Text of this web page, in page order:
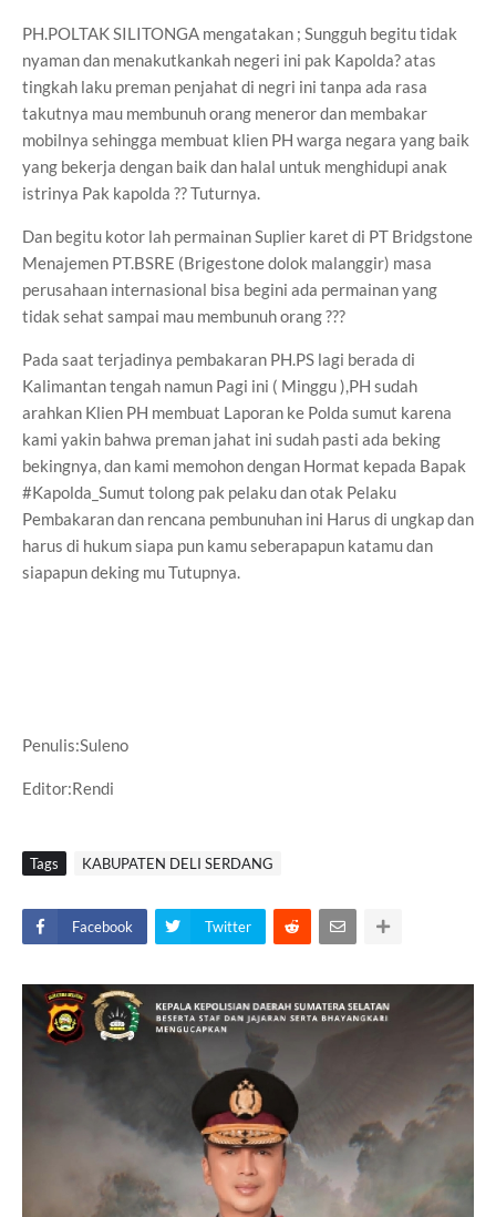
PH.POLTAK SILITONGA mengatakan ; Sungguh begitu tidak
nyaman dan menakutkankah negeri ini pak Kapolda? atas
tingkah laku preman penjahat di negri ini tanpa ada rasa
takutnya mau membunuh orang meneror dan membakar
mobilnya sehingga membuat klien PH warga negara yang baik
yang bekerja dengan baik dan halal untuk menghidupi anak
istrinya Pak kapolda ?? Tuturnya.
Dan begitu kotor lah permainan Suplier karet di PT Bridgstone
Menajemen PT.BSRE (Brigestone dolok malanggir) masa
perusahaan internasional bisa begini ada permainan yang
tidak sehat sampai mau membunuh orang ???
Pada saat terjadinya pembakaran PH.PS lagi berada di
Kalimantan tengah namun Pagi ini ( Minggu ),PH sudah
arahkan Klien PH membuat Laporan ke Polda sumut karena
kami yakin bahwa preman jahat ini sudah pasti ada beking
bekingnya, dan kami memohon dengan Hormat kepada Bapak
#Kapolda_Sumut tolong pak pelaku dan otak Pelaku
Pembakaran dan rencana pembunuhan ini Harus di ungkap dan
harus di hukum siapa pun kamu seberapapun katamu dan
siapapun deking mu Tutupnya.
Penulis:Suleno
Editor:Rendi
Tags KABUPATEN DELI SERDANG
Facebook Twitter